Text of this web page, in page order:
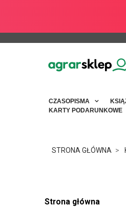
CZASOPISMA
KARTY PODARUNKOWE
STRONA GŁÓWNA
Strona główna